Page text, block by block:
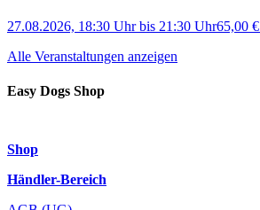
27.08.2026, 18:30 Uhrbis 21:30 Uhr65,00 €
Alle Veranstaltungen anzeigen
Easy Dogs Shop
Shop
Händler-Bereich